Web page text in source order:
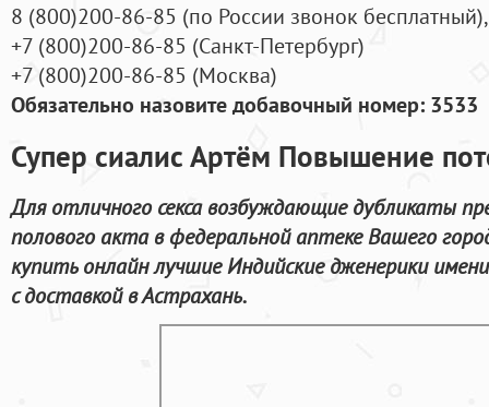
8 (800)200-86-85 (по России звонок бесплатный),
+7 (800)200-86-85 (Санкт-Петербург)
+7 (800)200-86-85 (Москва)
Обязательно назовите добавочный номер: 3533
Супер сиалис Артём Повышение
Для отличного секса возбуждающие дубликаты
полового акта в федеральной аптеке Вашего
купить онлайн лучшие Индийские дженерики
с доставкой в Астрахань.